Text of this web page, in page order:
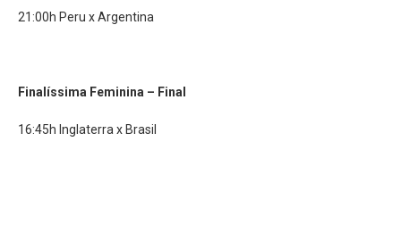
21:00h Peru x Argentina
Finalíssima Feminina – Final
16:45h Inglaterra x Brasil